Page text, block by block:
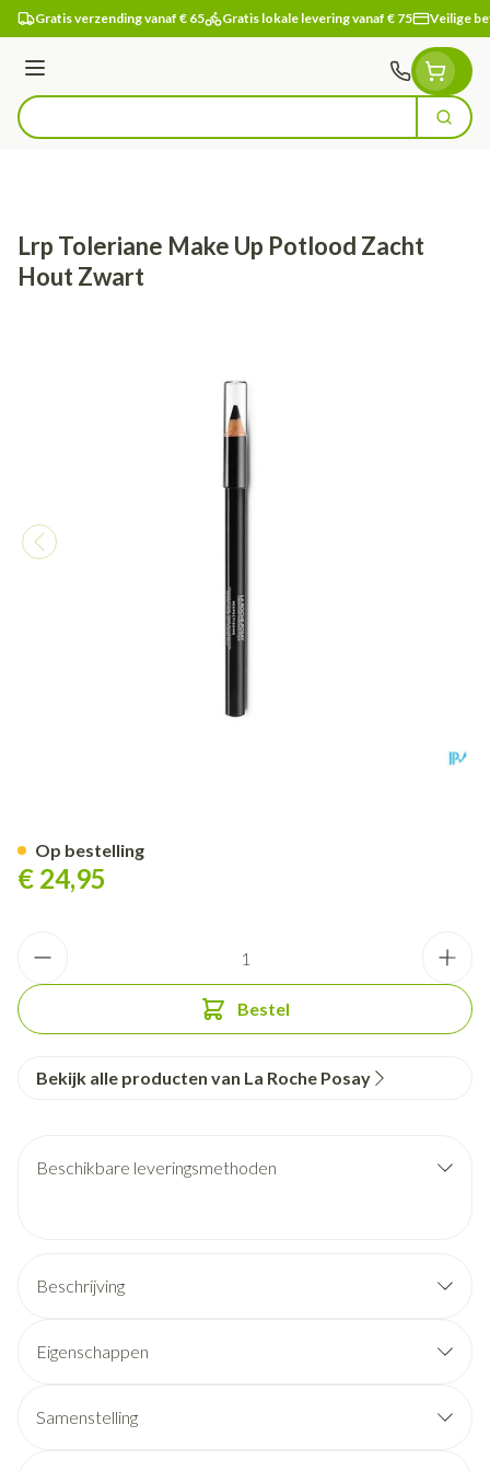
Ga naar de inhoud
Gratis verzending vanaf € 65 Gratis lokale levering vanaf € 75 Veilige
Menu
Product, merk, categorie... Zoek
Lrp Toleriane Make Up Potlood Zacht
Hout Zwart
€ 24,95
Bestel
Op bestelling
Bekijk alle producten van La Roche Posay
Beschikbare leveringsmethoden
Beschrijving
Eigenschappen
Samenstelling